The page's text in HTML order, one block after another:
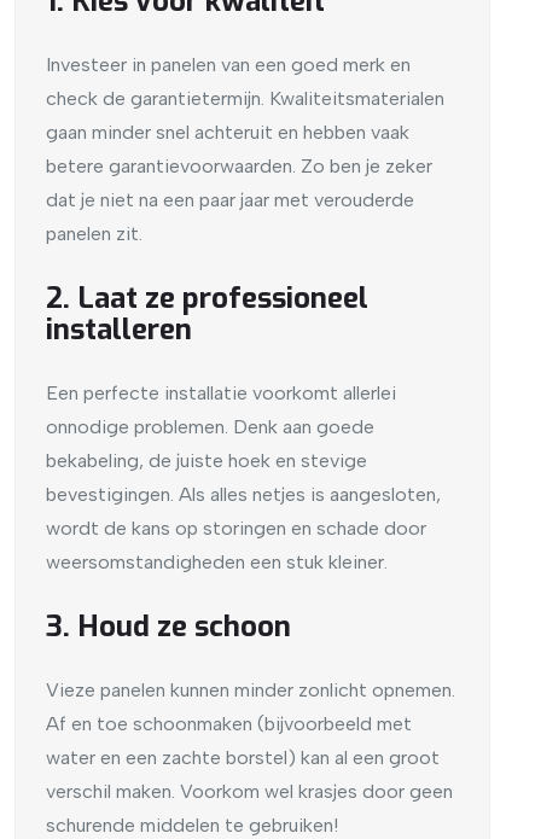
Investeer in panelen van een goed merk en
check de garantietermijn. Kwaliteitsmaterialen
gaan minder snel achteruit en hebben vaak
betere garantievoorwaarden. Zo ben je zeker
dat je niet na een paar jaar met verouderde
panelen zit.
2. Laat ze professioneel
installeren
Een perfecte installatie voorkomt allerlei
onnodige problemen. Denk aan goede
bekabeling, de juiste hoek en stevige
bevestigingen. Als alles netjes is aangesloten,
wordt de kans op storingen en schade door
weersomstandigheden een stuk kleiner.
3. Houd ze schoon
Vieze panelen kunnen minder zonlicht opnemen.
Af en toe schoonmaken (bijvoorbeeld met
water en een zachte borstel) kan al een groot
verschil maken. Voorkom wel krasjes door geen
schurende middelen te gebruiken!